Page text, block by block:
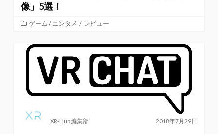
像」5選！
ゲーム / エンタメ / レビュー
2018年7月29日
XR-Hub 編集部